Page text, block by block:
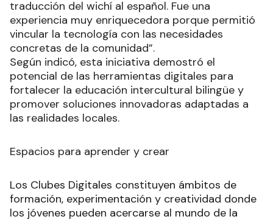
traducción del wichí al español. Fue una
experiencia muy enriquecedora porque permitió
vincular la tecnología con las necesidades
concretas de la comunidad”.
Según indicó, esta iniciativa demostró el
potencial de las herramientas digitales para
fortalecer la educación intercultural bilingüe y
promover soluciones innovadoras adaptadas a
las realidades locales.
Espacios para aprender y crear
Los Clubes Digitales constituyen ámbitos de
formación, experimentación y creatividad donde
los jóvenes pueden acercarse al mundo de la